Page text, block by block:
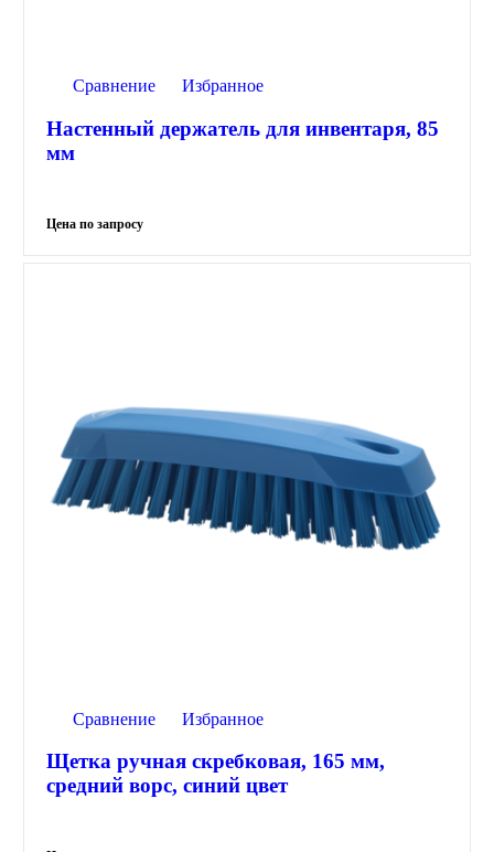
Сравнение Избранное
Настенный держатель для инвентаря, 85
мм
Сравнение Избранное
Щетка ручная скребковая, 165 мм,
средний ворс, синий цвет